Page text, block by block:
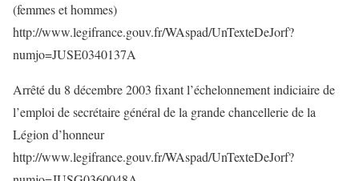
(femmes et hommes)
http://www.legifrance.gouv.fr/WAspad/UnTexteDeJorf?
numjo=JUSE0340137A
Arrêté du 8 décembre 2003 fixant l’échelonnement indiciaire de
l’emploi de secrétaire général de la grande chancellerie de la
Légion d’honneur
http://www.legifrance.gouv.fr/WAspad/UnTexteDeJorf?